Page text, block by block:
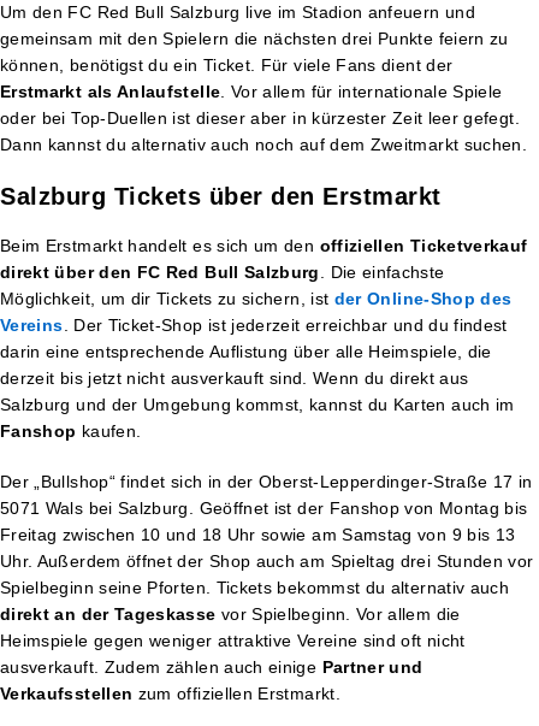
Um den FC Red Bull Salzburg live im Stadion anfeuern und
gemeinsam mit den Spielern die nächsten drei Punkte feiern zu
können, benötigst du ein Ticket. Für viele Fans dient der
Erstmarkt als Anlaufstelle . Vor allem für internationale Spiele
oder bei Top-Duellen ist dieser aber in kürzester Zeit leer gefegt.
Dann kannst du alternativ auch noch auf dem Zweitmarkt suchen.
Salzburg Tickets über den Erstmarkt
Beim Erstmarkt handelt es sich um den offiziellen Ticketverkauf
direkt über den FC Red Bull Salzburg
. Die einfachste
Möglichkeit, um dir Tickets zu sichern, ist der Online-Shop des
Vereins . Der Ticket-Shop ist jederzeit erreichbar und du findest
darin eine entsprechende Auflistung über alle Heimspiele, die
derzeit bis jetzt nicht ausverkauft sind. Wenn du direkt aus
Salzburg und der Umgebung kommst, kannst du Karten auch im
Fanshop kaufen.
Der „Bullshop“ findet sich in der Oberst-Lepperdinger-Straße 17 in
5071 Wals bei Salzburg. Geöffnet ist der Fanshop von Montag bis
Freitag zwischen 10 und 18 Uhr sowie am Samstag von 9 bis 13
Uhr. Außerdem öffnet der Shop auch am Spieltag drei Stunden vor
Spielbeginn seine Pforten. Tickets bekommst du alternativ auch
direkt an der Tageskasse vor Spielbeginn. Vor allem die
Heimspiele gegen weniger attraktive Vereine sind oft nicht
ausverkauft. Zudem zählen auch einige Partner und
Verkaufsstellen zum offiziellen Erstmarkt.